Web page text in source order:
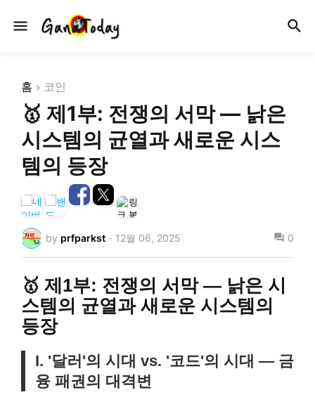
홈 코인
🥇 제1부: 전쟁의 서막 — 낡은
시스템의 균열과 새로운 시스
템의 등장
by prfparkst - 12월 06, 2025 0
🥇 제1부: 전쟁의 서막 — 낡은 시
스템의 균열과 새로운 시스템의
등장
I. '달러'의 시대 vs. '코드'의 시대 — 금
융 패권의 대격변